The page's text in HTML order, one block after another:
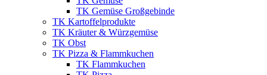
TK Gemüse Großgebinde
TK Kartoffelprodukte
TK Kräuter & Würzgemüse
TK Obst
TK Pizza & Flammkuchen
TK Flammkuchen